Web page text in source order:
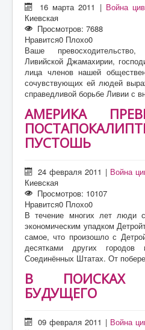
16 марта 2011 | Война
Киевская
Просмотров: 7688
Нравится0 Плохо0
Ваше
Ливийской Джамахирии,
лица членов нашей
сочувствующих ей людей
справедливой борьбе Ливии с
АМЕРИКА
ПУСТОШЬ
24 февраля 2011 | Война
Киевская
Просмотров: 10107
Нравится0 Плохо0
В течение многих лет люди
экономическим упадком
самое, что произошло с
десятками других
Соединённых Штатах. От
В ПОИСКАХ
БУДУЩЕГО
09 февраля 2011 | Война